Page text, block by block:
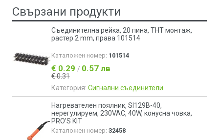
Свързани продукти
Съединителна рейка, 20 пина, THT монтаж,
растер 2 mm, права 101514
Каталожен номер: 101514
€ 0.29 / 0.57 лв
€ 0.31
Категория: Сигнални съединители
Нагревателен поялник, SI129B-40,
нерегулируем, 230VAC, 40W, конусна човка,
PRO'S KIT
Каталожен номер: 32458